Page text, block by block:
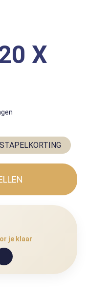
X
STAPELKORTING
je klaar